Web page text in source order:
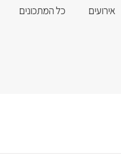
כל המתכונים אירועים